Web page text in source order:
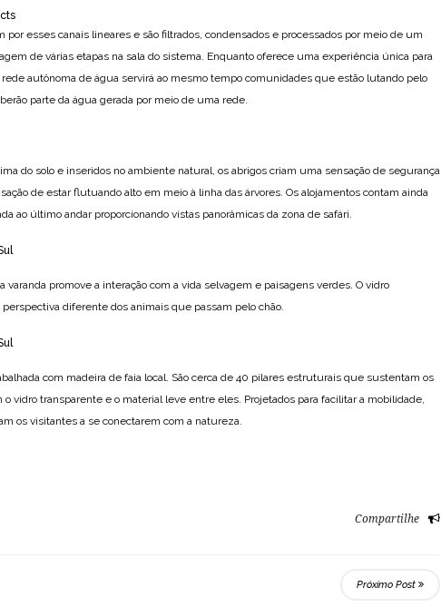
por esses canais lineares e são filtrados, condensados ​​e processados ​​por meio de um
de várias etapas na sala do sistema. Enquanto oferece uma experiência única para
rede autônoma de água servirá ao mesmo tempo comunidades que estão lutando pelo
parte da água gerada por meio de uma rede.
do solo e inseridos no ambiente natural, os abrigos criam uma sensação de segurança
de estar flutuando alto em meio à linha das árvores. Os alojamentos contam ainda
ao último andar proporcionando vistas panorâmicas da zona de safári.
varanda promove a interação com a vida selvagem e paisagens verdes. O vidro
diferente dos animais que passam pelo chão.
com madeira de faia local. São cerca de 40 pilares estruturais que sustentam os
vidro transparente e o material leve entre eles. Projetados para facilitar a mobilidade,
os visitantes a se conectarem com a natureza.
Compartilhe
Próximo Post